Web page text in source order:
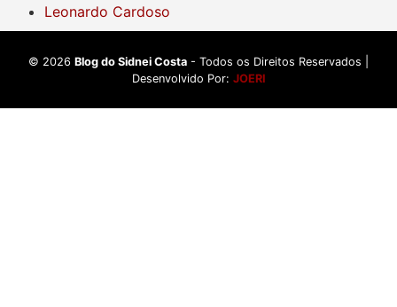
Leonardo Cardoso
© 2026 Blog do Sidnei Costa - Todos os Direitos Reservados |
Desenvolvido Por: JOERI